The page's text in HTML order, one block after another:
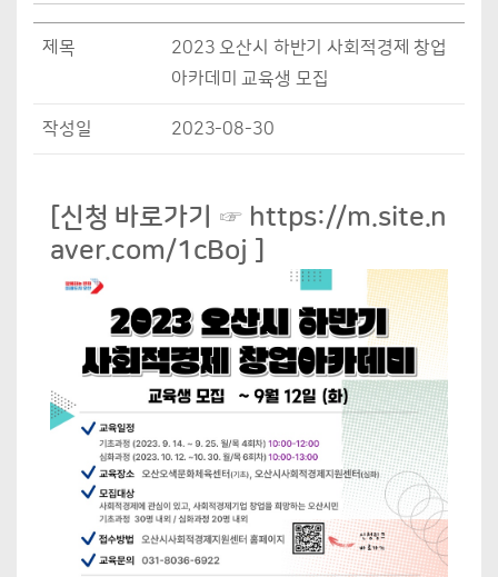
제목
2023 오산시 하반기 사회적경제 창업
아카데미 교육생 모집
작성일 2023-08-30
[신청 바로가기 ☞ https://m.site.n
aver.com/1cBoj